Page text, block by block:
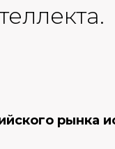
рынка